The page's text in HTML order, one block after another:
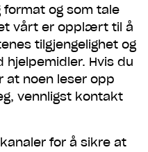
format og som tale
vårt er opplært til å
tilgjengelighet og
hjelpemidler. Hvis du
at noen leser opp
vennligst kontakt
for å sikre at